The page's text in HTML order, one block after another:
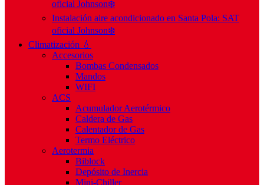
oficial Johnson❄️
Instalación aire acondicionado en Santa Pola: SAT
oficial Johnson❄️
Climatización 💧
Accesorios
Bombas Condensados
Mandos
WIFI
ACS
Acumulador Aerotérmico
Caldera de Gas
Calentador de Gas
Termo Eléctrico
Aerotermia
Biblock
Depósito de Inercia
Mini-Chiller